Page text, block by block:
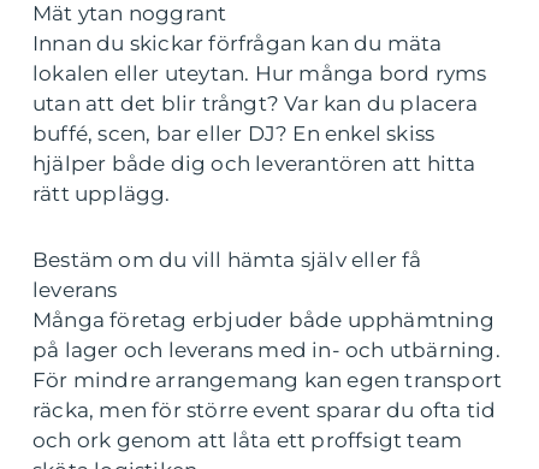
Mät ytan noggrant
Innan du skickar förfrågan kan du mäta
lokalen eller uteytan. Hur många bord ryms
utan att det blir trångt? Var kan du placera
buffé, scen, bar eller DJ? En enkel skiss
hjälper både dig och leverantören att hitta
rätt upplägg.
Bestäm om du vill hämta själv eller få
leverans
Många företag erbjuder både upphämtning
på lager och leverans med in- och utbärning.
För mindre arrangemang kan egen transport
räcka, men för större event sparar du ofta tid
och ork genom att låta ett proffsigt team